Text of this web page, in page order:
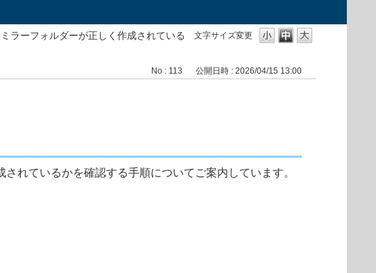
文字サイズ変更
ミラーフォルダーが正しく作成されている
No : 113 公開日時 : 2026/04/15 13:00
れているかを確認する手順についてご案内しています。